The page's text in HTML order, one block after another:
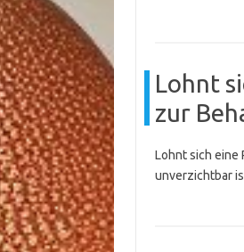
Lohnt
zur
Lohnt sich eine
unverzichtbar